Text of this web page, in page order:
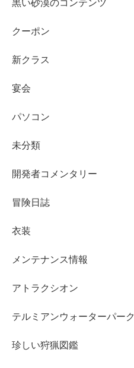
黒い砂漠のコンテンツ
クーポン
新クラス
宴会
パソコン
未分類
開発者コメンタリー
冒険日誌
衣装
メンテナンス情報
アトラクシオン
テルミアンウォーターパーク
珍しい狩猟図鑑